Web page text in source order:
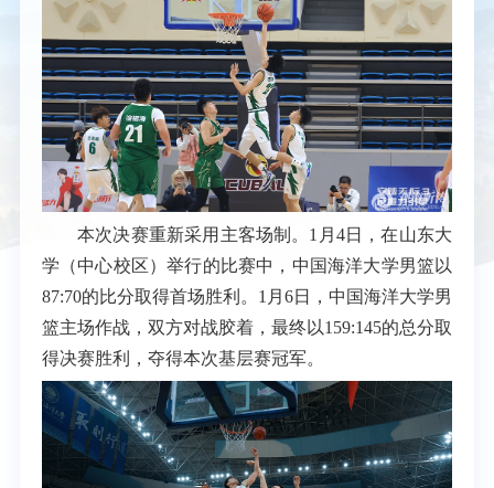
本次决赛重新采用主客场制。1月4日，在山东大
学（中心校区）举行的比赛中，中国海洋大学男篮以
87:70的比分取得首场胜利。1月6日，中国海洋大学男
篮主场作战，双方对战胶着，最终以159:145的总分取
得决赛胜利，夺得本次基层赛冠军。